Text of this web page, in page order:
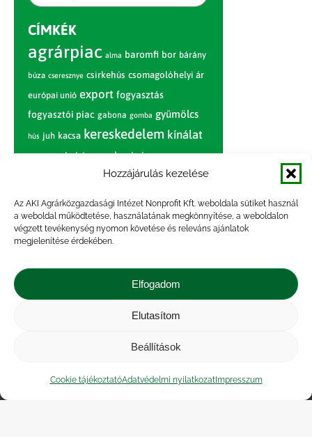
Hozzájárulás kezelése
Az AKI Agrárközgazdasági Intézet Nonprofit Kft. weboldala sütiket használ
a weboldal működtetése, használatának megkönnyítése, a weboldalon
végzett tevékenység nyomon követése és releváns ajánlatok
megjelenítése érdekében.
Elfogadom
Elutasítom
Beállítások
Cookie tájékoztatóAdatvédelmi nyilatkozatImpresszum
CÍMKÉK
agrárpiac alma baromfi bor bárány
búza cseresznye csirkehús csomagolóhelyi ár
európai unió export fogyasztás
fogyasztói piac gabona gomba gyümölcs
hús juh kacsa kereskedelem kínálat
körte marhahús nagybani piac narancs
nemzetközi árinformációk
paradicsom piac piaci jelentés
pulyka pulykahús sertés sertéshús
szarvasmarha termelés
termelői
zöldség árak
átlagárértékesítési ár
Közérdekű adatok
| Adatvédelmi nyilatkozat
|